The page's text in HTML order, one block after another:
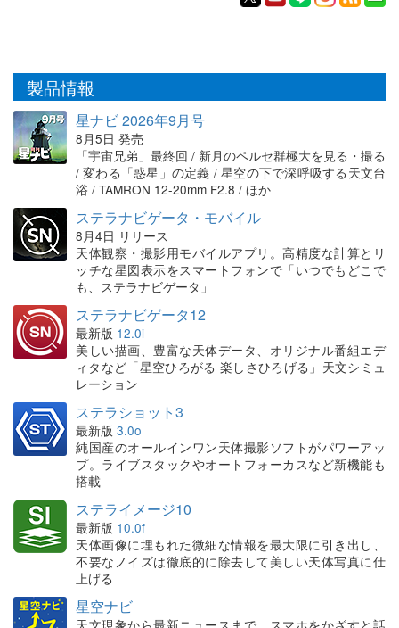
製品情報
星ナビ 2026年9月号
8月5日 発売
「宇宙兄弟」最終回 / 新月のペルセ群極大を見る・撮る
/ 変わる「惑星」の定義 / 星空の下で深呼吸する天文台
浴 / TAMRON 12-20mm F2.8 / ほか
ステラナビゲータ・モバイル
8月4日 リリース
天体観察・撮影用モバイルアプリ。高精度な計算とリ
ッチな星図表示をスマートフォンで「いつでもどこで
も、ステラナビゲータ」
ステラナビゲータ12
最新版 12.0i
美しい描画、豊富な天体データ、オリジナル番組エデ
ィタなど「星空ひろがる 楽しさひろげる」天文シミュ
レーション
ステラショット3
最新版 3.0o
純国産のオールインワン天体撮影ソフトがパワーアッ
プ。ライブスタックやオートフォーカスなど新機能も
搭載
ステライメージ10
最新版 10.0f
天体画像に埋もれた微細な情報を最大限に引き出し、
不要なノイズは徹底的に除去して美しい天体写真に仕
上げる
星空ナビ